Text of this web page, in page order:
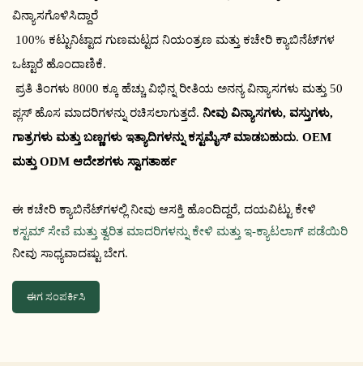
ವಿನ್ಯಾಸಗೊಳಿಸಿದ್ದಾರೆ
100% ಕಟ್ಟುನಿಟ್ಟಾದ ಗುಣಮಟ್ಟದ ನಿಯಂತ್ರಣ ಮತ್ತು ಕಚೇರಿ ಕ್ಯಾಬಿನೆಟ್‌ಗಳ
ಒಟ್ಟಾರೆ ಹೊಂದಾಣಿಕೆ.
ಪ್ರತಿ ತಿಂಗಳು 8000 ಕ್ಕೂ ಹೆಚ್ಚು ವಿಭಿನ್ನ ರೀತಿಯ ಅನನ್ಯ ವಿನ್ಯಾಸಗಳು ಮತ್ತು 50
ಪ್ಲಸ್ ಹೊಸ ಮಾದರಿಗಳನ್ನು ರಚಿಸಲಾಗುತ್ತದೆ. ನೀವು ವಿನ್ಯಾಸಗಳು, ವಸ್ತುಗಳು,
ಗಾತ್ರಗಳು ಮತ್ತು ಬಣ್ಣಗಳು ಇತ್ಯಾದಿಗಳನ್ನು ಕಸ್ಟಮೈಸ್ ಮಾಡಬಹುದು. OEM
ಮತ್ತು ODM ಆದೇಶಗಳು ಸ್ವಾಗತಾರ್ಹ
ಈ ಕಚೇರಿ ಕ್ಯಾಬಿನೆಟ್‌ಗಳಲ್ಲಿ ನೀವು ಆಸಕ್ತಿ ಹೊಂದಿದ್ದರೆ, ದಯವಿಟ್ಟು ಕೇಳಿ
ಕಸ್ಟಮ್ ಸೇವೆ ಮತ್ತು ತ್ವರಿತ ಮಾದರಿಗಳನ್ನು ಕೇಳಿ ಮತ್ತು ಇ-ಕ್ಯಾಟಲಾಗ್ ಪಡೆಯಿರಿ
ನೀವು ಸಾಧ್ಯವಾದಷ್ಟು ಬೇಗ.
ಈಗ ಸಂಪರ್ಕಿಸಿ